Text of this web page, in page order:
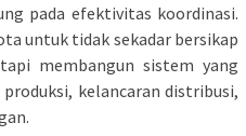
pada efektivitas koordinasi.
untuk tidak sekadar bersikap
membangun sistem yang
kelancaran distribusi,